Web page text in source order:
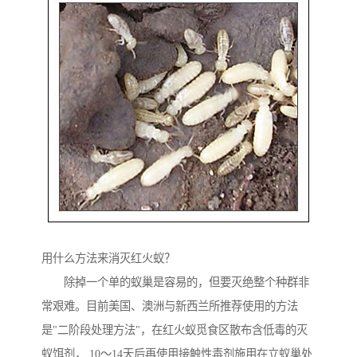
用什么方法来消灭红火蚁？
除掉一个单的蚁巢是容易的，但要灭绝整个种群非
常艰难。目前美国、澳洲与新西兰所推荐使用的方法
是"二阶段处理方法"，在红火蚁觅食区散布含低毒的灭
蚁饵剂， 10～14天后再使用接触性毒剂施用在立蚁巢处